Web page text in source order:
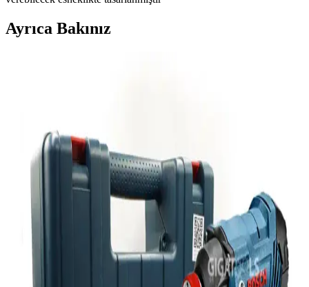
Ayrıca Bakınız
sayesinde nadiren gerçekleşir. Basit ayarlarla riskler azaltılabilir.
TP-Link'in Wi-Fi 8 Teknolojisi Denemeleri ve 2028'e
Kadar Beklenen Yaygınlaşma
TP-Link, Wi-Fi 8 teknolojisinde başarılı denemeler gerçekleştirdi.
Bu teknoloji, düşük gecikme ve yüksek güvenilirlik sunmayı
hedefliyor ancak yaygınlaşması 2028'e kadar sürecek. Altyapı ve
maliyet önemli faktörler.
8BitDo Pro 3 Kablosuz Oyun Kumandası: